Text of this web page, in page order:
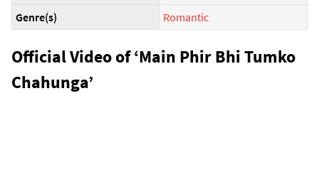
Genre(s)
Romantic
Official Video of ‘Main Phir Bhi Tumko
Chahunga’